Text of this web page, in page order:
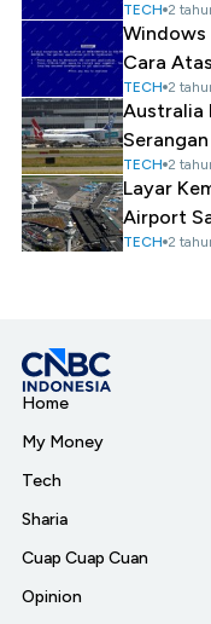
TECH 2
Windows
Cara
TECH 2
Australia
TECH 2
Layar
Airport
TECH 2
Home
My Money
Tech
Sharia
Cuap Cuap Cuan
Opinion